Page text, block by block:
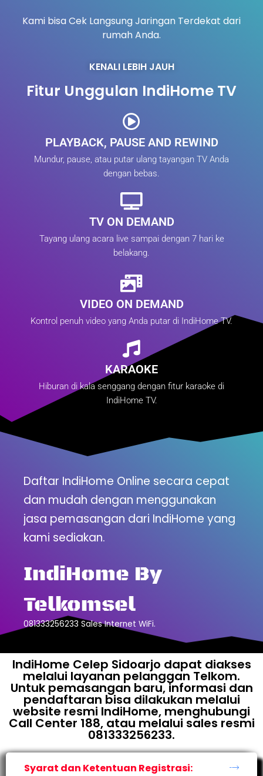
Kami bisa Cek Langsung Jaringan Terdekat dari
rumah Anda.
KENALI LEBIH JAUH
Fitur Unggulan IndiHome TV
PLAYBACK, PAUSE AND REWIND
Mundur, pause, atau putar ulang tayangan TV Anda
dengan bebas.
TV ON DEMAND
Tayang ulang acara live sampai dengan 7 hari ke
belakang.
VIDEO ON DEMAND
Kontrol penuh video yang Anda putar di IndiHome TV.
KARAOKE
Hiburan di kala senggang dengan fitur karaoke di
IndiHome TV.
Daftar IndiHome Online secara cepat
dan mudah dengan menggunakan
jasa pemasangan dari IndiHome yang
kami sediakan.
IndiHome By
Telkomsel
081333256233 Sales Internet WiFi.
IndiHome Celep Sidoarjo dapat diakses
melalui layanan pelanggan Telkom.
Untuk pemasangan baru, informasi dan
pendaftaran bisa dilakukan melalui
website resmi IndiHome, menghubungi
Call Center 188, atau melalui sales resmi
081333256233.
Syarat dan Ketentuan Registrasi: